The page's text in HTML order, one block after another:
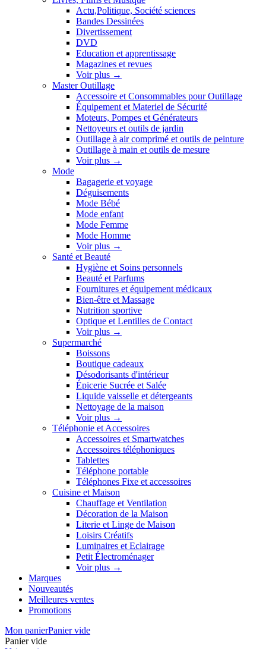
Actu,Politique, Société sciences
Bandes Dessinées
Divertissement
DVD
Education et apprentissage
Magazines et revues
Voir plus →
Master Outillage
Accessoire et Consommables pour Outillage
Équipement et Materiel de Sécurité
Moteurs, Pompes et Générateurs
Nettoyeurs et outils de jardin
Outillage à air comprimé et outils de peinture
Outillage à main et outils de mesure
Voir plus →
Mode
Bagagerie et voyage
Déguisements
Mode Bébé
Mode enfant
Mode Femme
Mode Homme
Voir plus →
Santé et Beauté
Hygiène et Soins personnels
Beauté et Parfums
Fournitures et équipement médicaux
Bien-être et Massage
Nutrition sportive
Optique et Lentilles de Contact
Voir plus →
Supermarché
Boissons
Boutique cadeaux
Désodorisants d'intérieur
Épicerie Sucrée et Salée
Liquide vaisselle et détergeants
Nettoyage de la maison
Voir plus →
Téléphonie et Accessoires
Accessoires et Smartwatches
Accessoires téléphoniques
Tablettes
Téléphone portable
Téléphones Fixe et accessoires
Cuisine et Maison
Chauffage et Ventilation
Décoration de la Maison
Literie et Linge de Maison
Loisirs Créatifs
Luminaires et Eclairage
Petit Électroménager
Voir plus →
Marques
Nouveautés
Meilleures ventes
Promotions
Mon panierPanier vide
Panier vide